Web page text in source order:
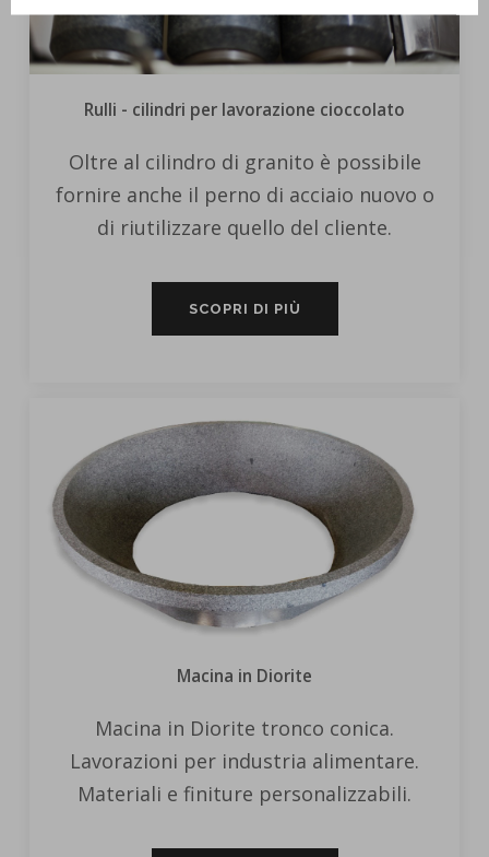
Rulli - cilindri per lavorazione cioccolato
Oltre al cilindro di granito è possibile
fornire anche il perno di acciaio nuovo o
di riutilizzare quello del cliente.
SCOPRI DI PIÙ
Macina in Diorite
Macina in Diorite tronco conica.
Lavorazioni per industria alimentare.
Materiali e finiture personalizzabili.